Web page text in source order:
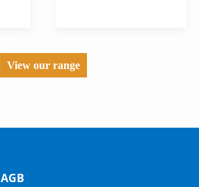
View our range
AGB